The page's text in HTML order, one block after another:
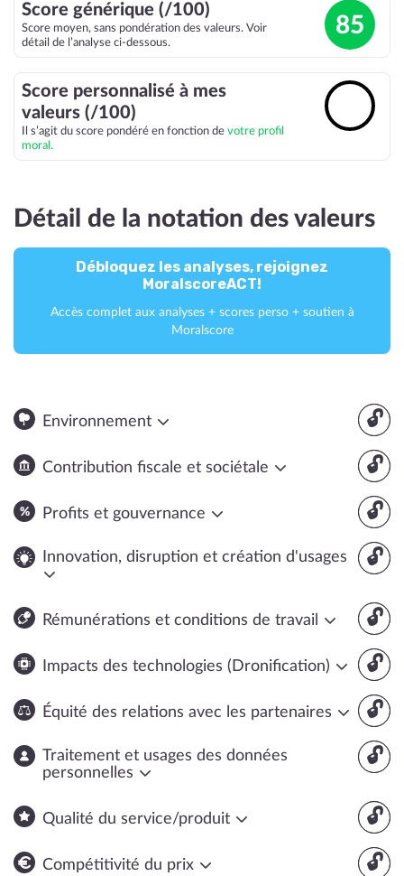
Score générique (/100)
Score moyen, sans pondération des valeurs. Voir
détail de l’analyse ci-dessous.
85
Score personnalisé à mes
valeurs (/100)
Il s’agit du score pondéré en fonction de votre profil
moral.
Détail de la notation des valeurs
Débloquez les analyses, rejoignez
MoralscoreACT!
Accès complet aux analyses + scores perso + soutien à
Moralscore
🔓
Environnement
🔓
Contribution fiscale et sociétale
🔓
Profits et gouvernance
🔓
Innovation, disruption et création d'usages
🔓
Rémunérations et conditions de travail
🔓
Impacts des technologies (Dronification)
🔓
Équité des relations avec les partenaires
🔓
Traitement et usages des données
personnelles
🔓
Qualité du service/produit
🔓
Compétitivité du prix